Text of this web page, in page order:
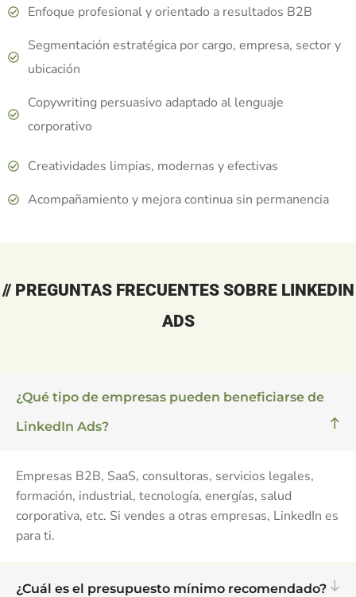
Enfoque profesional y orientado a resultados B2B
Segmentación estratégica por cargo, empresa, sector y
ubicación
Copywriting persuasivo adaptado al lenguaje
corporativo
Creatividades limpias, modernas y efectivas
Acompañamiento y mejora continua sin permanencia
// PREGUNTAS FRECUENTES SOBRE LINKEDIN
ADS
¿Qué tipo de empresas pueden beneficiarse de
LinkedIn Ads?
Empresas B2B, SaaS, consultoras, servicios legales,
formación, industrial, tecnología, energías, salud
corporativa, etc. Si vendes a otras empresas, LinkedIn es
para ti.
¿Cuál es el presupuesto mínimo recomendado?